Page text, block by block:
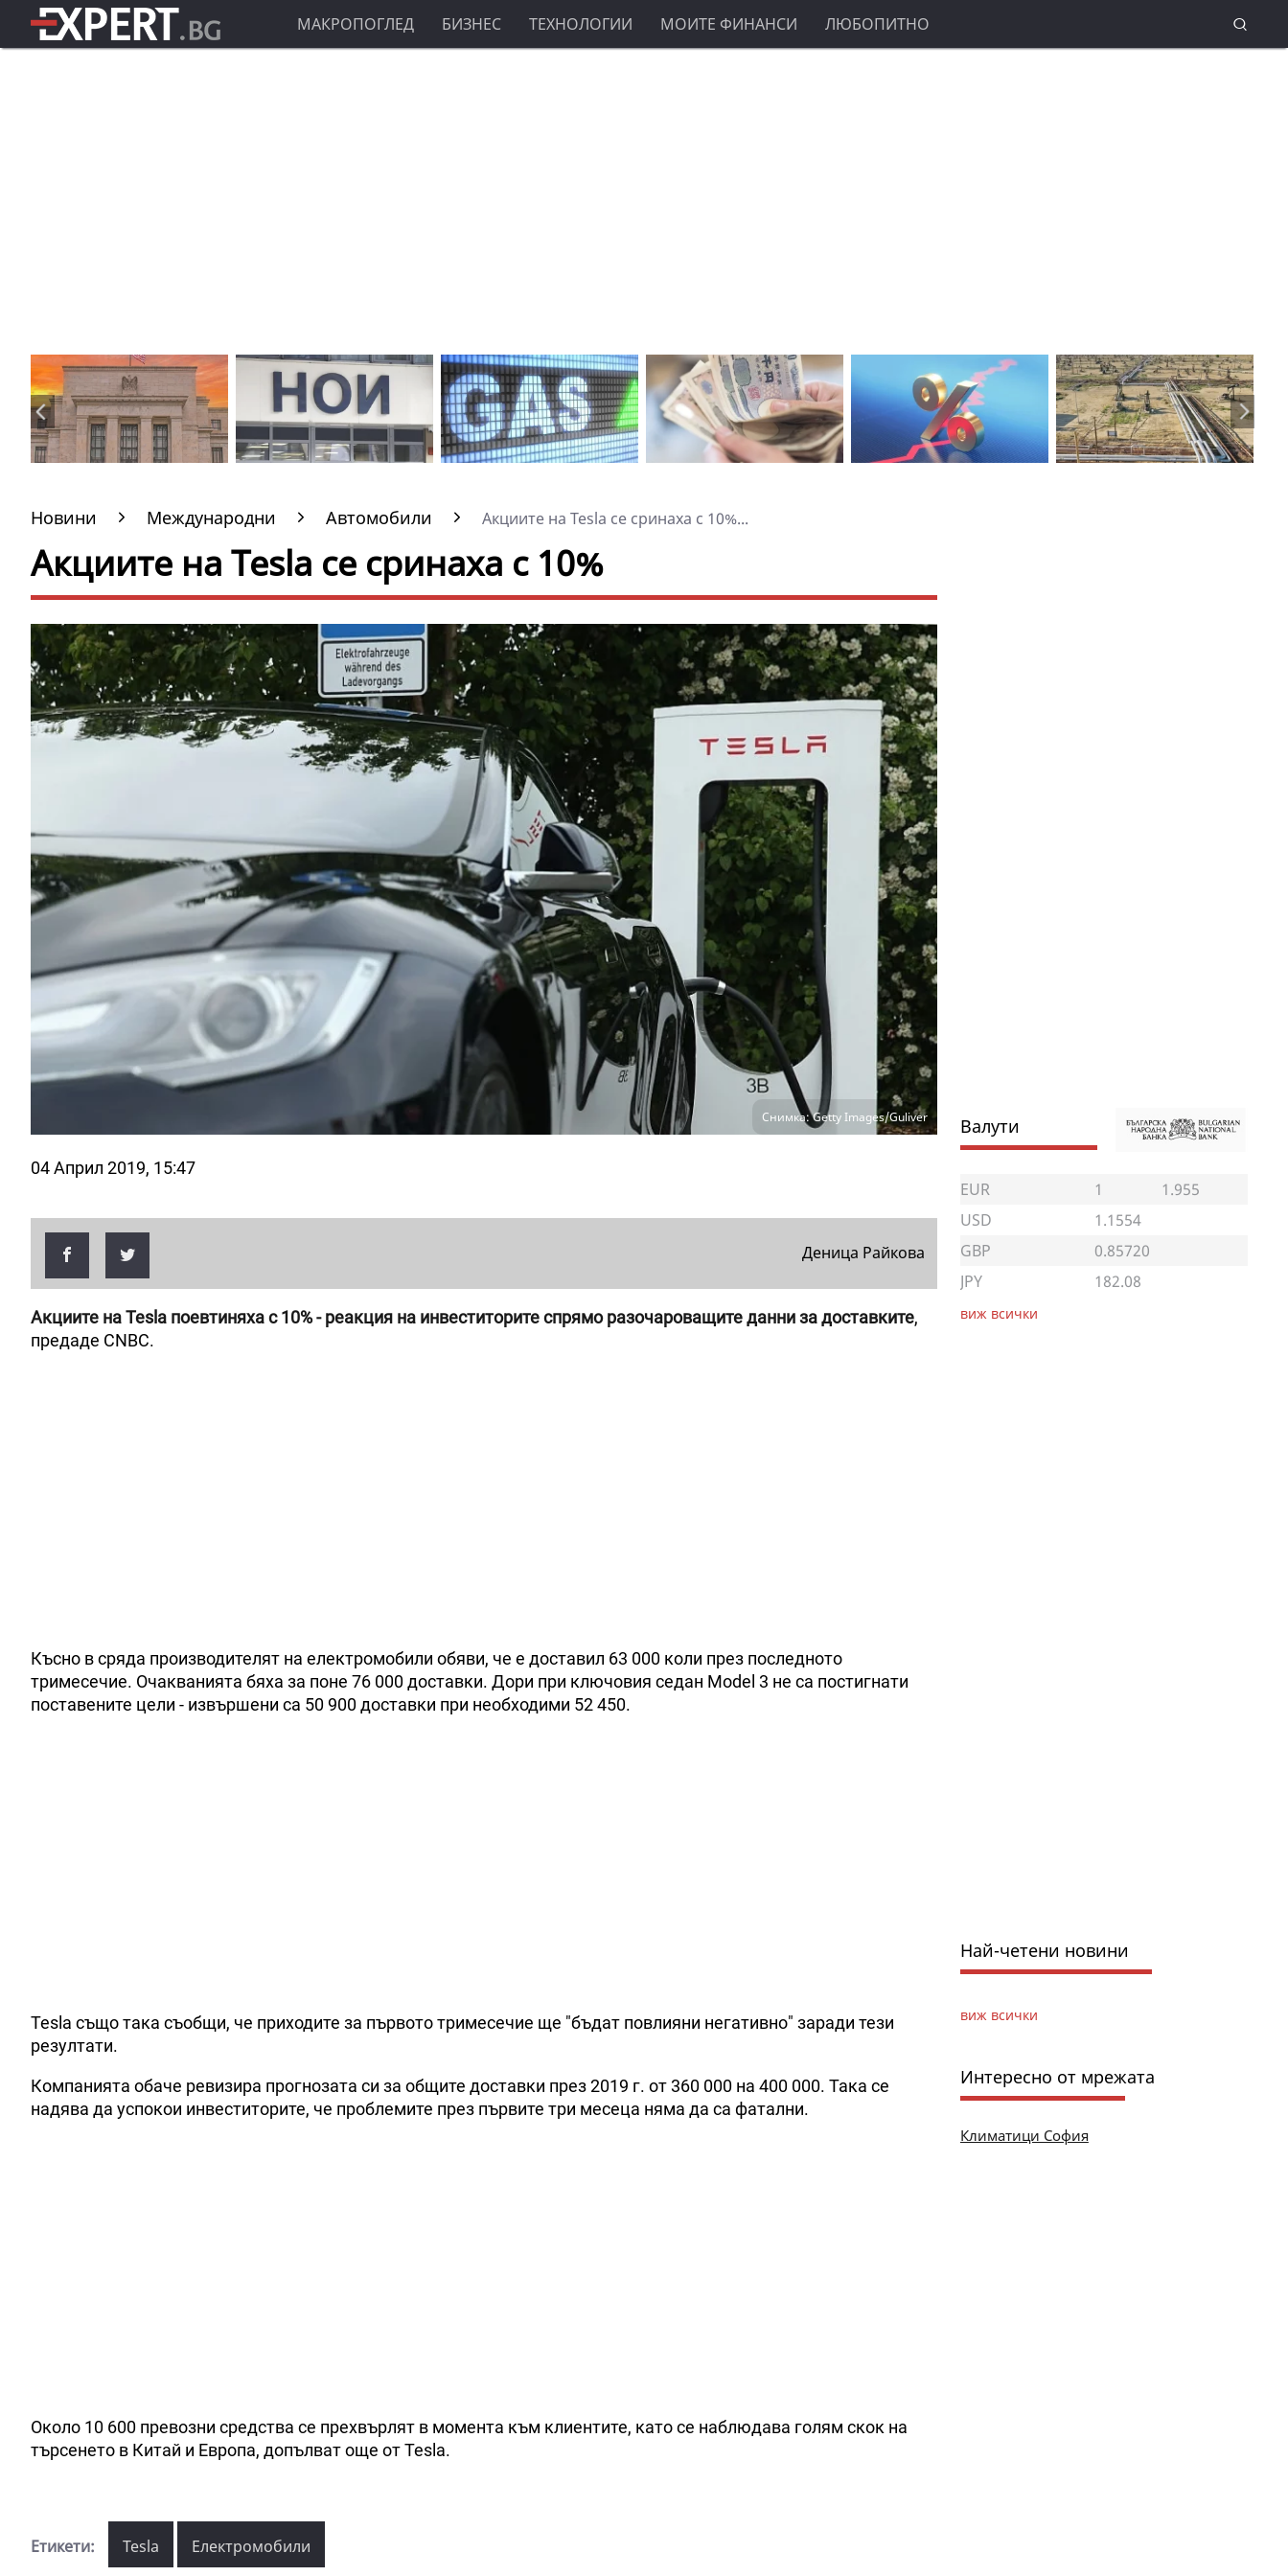
МАКРОПОГЛЕД БИЗНЕС ТЕХНОЛОГИИ МОИТЕ ФИНАНСИ ЛЮБОПИТНО
Новини Международни Автомобили Акциите на Tesla се сринаха с 10%...
Акциите на Tesla се сринаха с 10%
Снимка: Getty Images/Guliver
04 Април 2019, 15:47
Деница Райкова
Акциите на Tesla поевтиняха с 10% - реакция на инвеститорите спрямо разочароващите данни за доставките,
предаде CNBC.
Късно в сряда производителят на електромобили обяви, че е доставил 63 000 коли през последното
тримесечие. Очакванията бяха за поне 76 000 доставки. Дори при ключовия седан Model 3 не са постигнати
поставените цели - извършени са 50 900 доставки при необходими 52 450.
Tesla също така съобщи, че приходите за първото тримесечие ще "бъдат повлияни негативно" заради тези
резултати.
Компанията обаче ревизира прогнозата си за общите доставки през 2019 г. от 360 000 на 400 000. Така се
надява да успокои инвеститорите, че проблемите през първите три месеца няма да са фатални.
Около 10 600 превозни средства се прехвърлят в момента към клиентите, като се наблюдава голям скок на
търсенето в Китай и Европа, допълват още от Tesla.
Етикети: Tesla Електромобили
Валути
EUR 1
1.955
USD
1.1554
GBP
0.85720
JPY
182.08
виж всички
Най-четени новини
виж всички
Интересно от мрежата
Климатици София